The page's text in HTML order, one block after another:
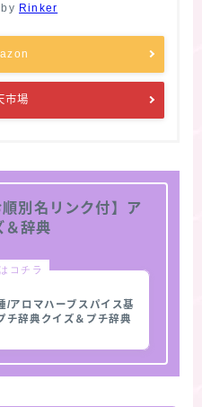
Rinker
市場
別名リンク付】ア
＆辞典
コチラ
/アロマハーブスパイス基
辞典クイズ＆プチ辞典